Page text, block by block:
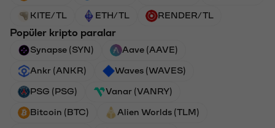
KITE/TL ETH/TL RENDER/TL
Popüler kripto paralar
Synapse (SYN) Aave (AAVE)
Ankr (ANKR) Waves (WAVES)
PSG (PSG) Vanar (VANRY)
Bitcoin (BTC) Alien Worlds (TLM)